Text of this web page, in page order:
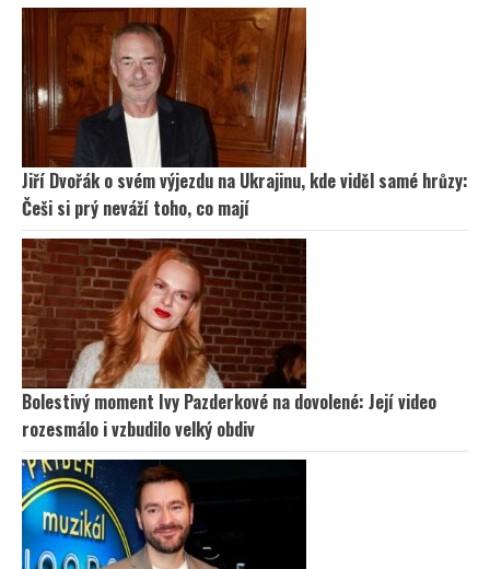
Jiří Dvořák o svém výjezdu na Ukrajinu, kde viděl samé hrůzy:
Češi si prý neváží toho, co mají
Bolestivý moment Ivy Pazderkové na dovolené: Její video
rozesmálo i vzbudilo velký obdiv